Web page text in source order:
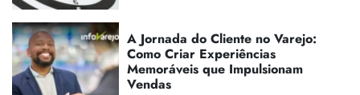
A Jornada do Cliente no Varejo:
Como Criar Experiências
Memoráveis que Impulsionam
Vendas